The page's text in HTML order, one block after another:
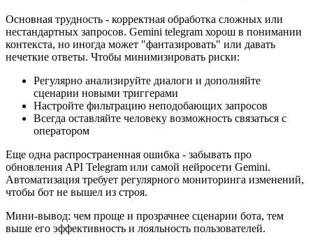
Основная трудность - корректная обработка сложных или
нестандартных запросов. Gemini telegram хорош в понимании
контекста, но иногда может "фантазировать" или давать
нечеткие ответы. Чтобы минимизировать риски:
Регулярно анализируйте диалоги и дополняйте
сценарии новыми триггерами
Настройте фильтрацию неподобающих запросов
Всегда оставляйте человеку возможность связаться с
оператором
Еще одна распространенная ошибка - забывать про
обновления API Telegram или самой нейросети Gemini.
Автоматизация требует регулярного мониторинга изменений,
чтобы бот не вышел из строя.
Мини-вывод: чем проще и прозрачнее сценарии бота, тем
выше его эффективность и лояльность пользователей.